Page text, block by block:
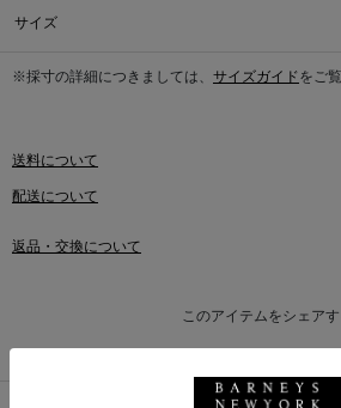
サイズ
※採寸の詳細につきましては、 サイズガイドをご
送料について
配送について
返品・交換について
このアイテムをシェアす